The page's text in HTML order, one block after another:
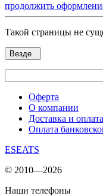
продолжить
Такой страницы не
Везде
Оферта
О компании
Доставка и оплата
Оплата
ESEATS
© 2010—2026
Наши телефоны